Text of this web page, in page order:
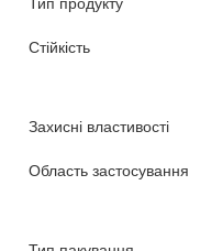
Стійкість
Захисні властивості
Область застосування